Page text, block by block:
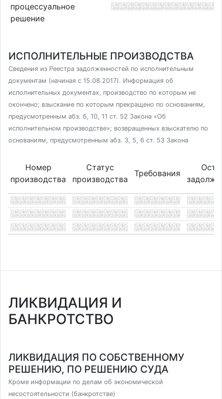
процессуальное
решение
ИСПОЛНИТЕЛЬНЫЕ ПРОИЗВОДСТВА
Сведения из Реестра задолженностей по исполнительным
документам (начиная с 15.08.2017). Информация об
исполнительных документах, производство по которым не
окончено; взыскание по которым прекращено по основаниям,
предусмотренным абз. 6, 10, 11 ст. 52 Закона «Об
исполнительном производстве»; возвращенных взыскателю по
основаниям, предусмотренным абз. 3, 5, 6 ст. 53 Закона
Номер
производства
Статус
производства
Требования
ЛИКВИДАЦИЯ И
БАНКРОТСТВО
ЛИКВИДАЦИЯ ПО СОБСТВЕННОМУ
РЕШЕНИЮ, ПО РЕШЕНИЮ СУДА
Кроме информации по делам об экономической
несостоятельности (банкротстве)